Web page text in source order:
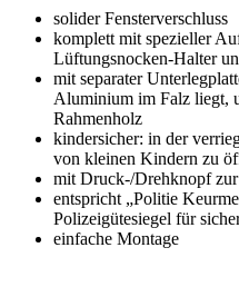
solider Fensterverschluss
komplett mit spezieller
Lüftungsnocken-Halter
mit separater
Aluminium im Falz liegt,
Rahmenholz
kindersicher: in der
von kleinen Kindern zu
mit Druck-/Drehknopf
entspricht „Politie
Polizeigütesiegel für
einfache Montage